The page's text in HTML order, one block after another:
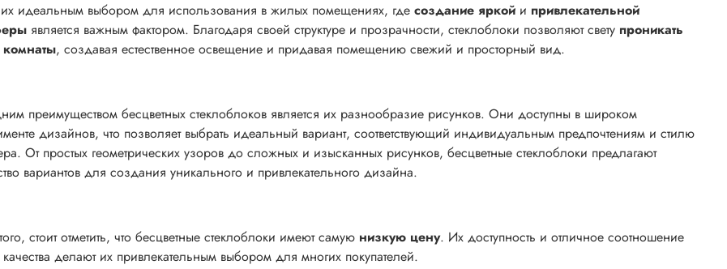
их идеальным выбором для использования в жилых помещениях, где создание яркойи привлекательной
является важным фактором. Благодаря своей структуре и прозрачности, стеклоблоки позволяют свету проникать
комнаты, создавая естественное освещение и придавая помещению свежий и просторный вид.
преимуществом бесцветных стеклоблоков является их разнообразие рисунков. Они доступны в широком
дизайнов, что позволяет выбрать идеальный вариант, соответствующий индивидуальным предпочтениям и стилю
От простых геометрических узоров до сложных и изысканных рисунков, бесцветные стеклоблоки предлагают
вариантов для создания уникального и привлекательного дизайна.
стоит отметить, что бесцветные стеклоблоки имеют самую низкую цену. Их доступность и отличное соотношение
делают их привлекательным выбором для многих покупателей.